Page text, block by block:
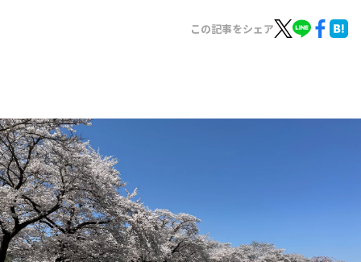
イベント・グッズ
YouTube
会社情報
この記事をシェア